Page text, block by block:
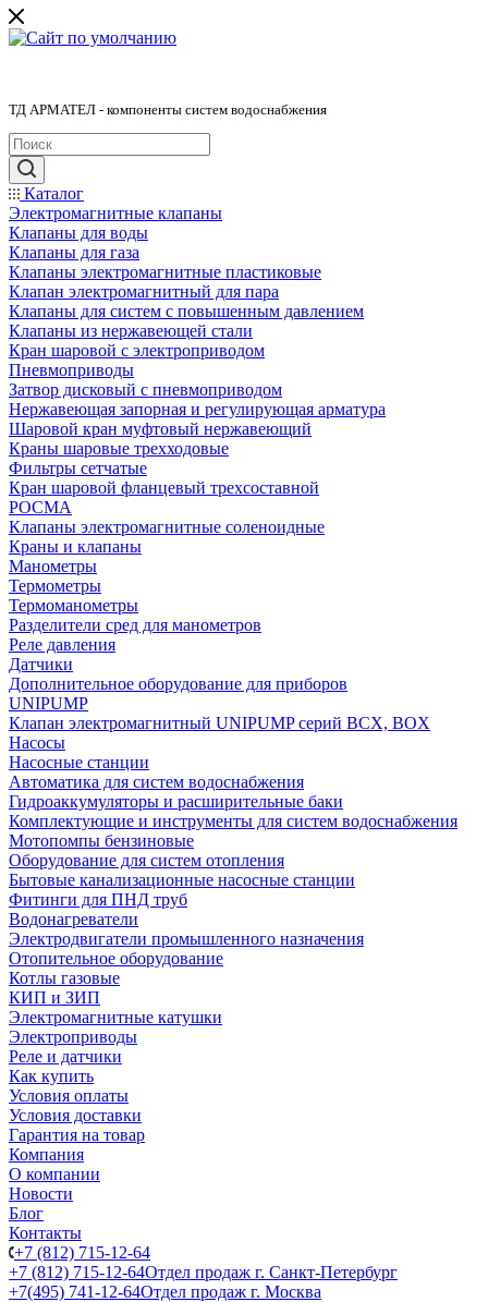
ТД АРМАТЕЛ - компоненты систем водоснабжения
Каталог
Электромагнитные клапаны
Клапаны для воды
Клапаны для газа
Клапаны электромагнитные пластиковые
Клапан электромагнитный для пара
Клапаны для систем с повышенным давлением
Клапаны из нержавеющей стали
Кран шаровой с электроприводом
Пневмоприводы
Затвор дисковый с пневмоприводом
Нержавеющая запорная и регулирующая арматура
Шаровой кран муфтовый нержавеющий
Краны шаровые трехходовые
Фильтры сетчатые
Кран шаровой фланцевый трехсоставной
РОСМА
Клапаны электромагнитные соленоидные
Краны и клапаны
Манометры
Термометры
Термоманометры
Разделители сред для манометров
Реле давления
Датчики
Дополнительное оборудование для приборов
UNIPUMP
Клапан электромагнитный UNIPUMP серий BCX, BOX
Насосы
Насосные станции
Автоматика для систем водоснабжения
Гидроаккумуляторы и расширительные баки
Комплектующие и инструменты для систем водоснабжения
Мотопомпы бензиновые
Оборудование для систем отопления
Бытовые канализационные насосные станции
Фитинги для ПНД труб
Водонагреватели
Электродвигатели промышленного назначения
Отопительное оборудование
Котлы газовые
КИП и ЗИП
Электромагнитные катушки
Электроприводы
Реле и датчики
Как купить
Условия оплаты
Условия доставки
Гарантия на товар
Компания
О компании
Новости
Блог
Контакты
+7 (812) 715-12-64
+7 (812) 715-12-64Отдел продаж г. Санкт-Петербург
+7(495) 741-12-64Отдел продаж г. Москва